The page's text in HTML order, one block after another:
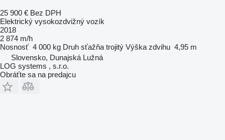
25 900 € Bez DPH
Elektrický vysokozdvižný vozík
2018
2 874 m/h
Nosnosť 4 000 kg Druh sťažňa trojitý Výška zdvihu 4,95 m
Slovensko, Dunajská Lužná
LOG systems , s.r.o.
Obráťte sa na predajcu